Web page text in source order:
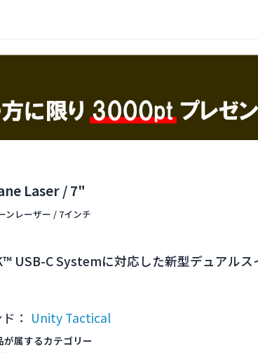
Laser / 7"
ンレーザー / 7インチ
USB-C Systemに対応した新型デュアルス
： Unity Tactical
が属するカテゴリー